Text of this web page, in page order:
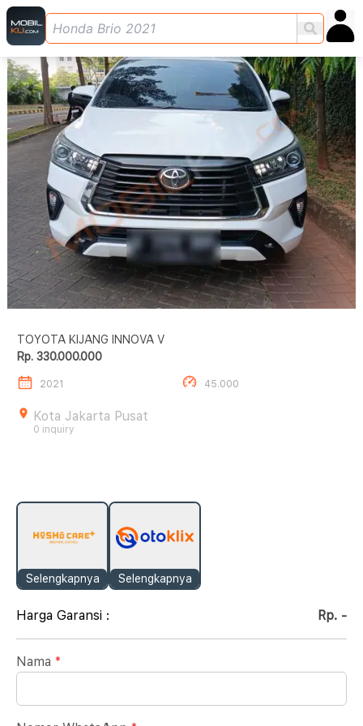
TOYOTA KIJANG INNOVA V
Rp. 330.000.000
2021 45.000
Kota Jakarta Pusat
0 inquiry
Selengkapnya Selengkapnya
Harga Garansi : Rp. -
Nama *